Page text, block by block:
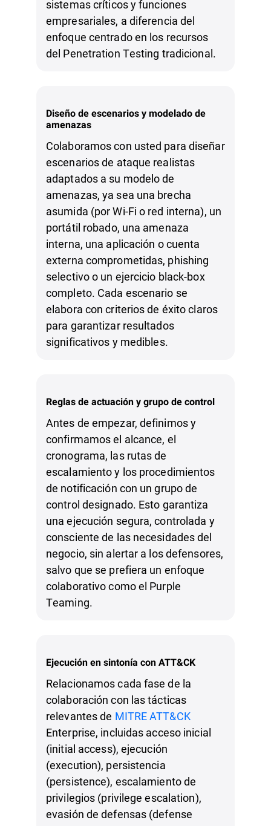
sistemas críticos y funciones
empresariales, a diferencia del
enfoque centrado en los recursos
del Penetration Testing tradicional.
Diseño de escenarios y modelado de
amenazas
Colaboramos con usted para diseñar
escenarios de ataque realistas
adaptados a su modelo de
amenazas, ya sea una brecha
asumida (por Wi‑Fi o red interna), un
portátil robado, una amenaza
interna, una aplicación o cuenta
externa comprometidas, phishing
selectivo o un ejercicio black‑box
completo. Cada escenario se
elabora con criterios de éxito claros
para garantizar resultados
significativos y medibles.
Reglas de actuación y grupo de control
Antes de empezar, definimos y
confirmamos el alcance, el
cronograma, las rutas de
escalamiento y los procedimientos
de notificación con un grupo de
control designado. Esto garantiza
una ejecución segura, controlada y
consciente de las necesidades del
negocio, sin alertar a los defensores,
salvo que se prefiera un enfoque
colaborativo como el Purple
Teaming.
Ejecución en sintonía con ATT&CK
Relacionamos cada fase de la
colaboración con las tácticas
relevantes de MITRE ATT&CK
Enterprise, incluidas acceso inicial
(initial access), ejecución
(execution), persistencia
(persistence), escalamiento de
privilegios (privilege escalation),
evasión de defensas (defense